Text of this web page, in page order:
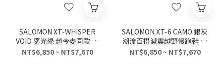
SALOMON XT-WHISPER
VOID 鎏光綠 趙今麥同款 反
光跑鞋 男女同款 減震輕量潮
NT$6,850 ~ NT$7,670
SALOMON XT-6 CAMO 銀灰
潮流百搭減震越野慢跑鞋 男
女同款 登山休閒鞋 July25
NT$6,850 ~ NT$7,670